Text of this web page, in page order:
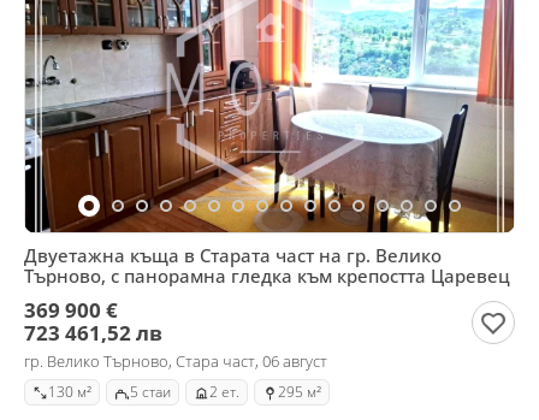
Двуетажна къща в Старата част на гр. Велико
Търново, с панорамна гледка към крепостта Царевец
369 900 €
723 461,52 лв
гр. Велико Търново, Стара част, 06 август
130 м² 5 стаи 2 ет. 295 м²